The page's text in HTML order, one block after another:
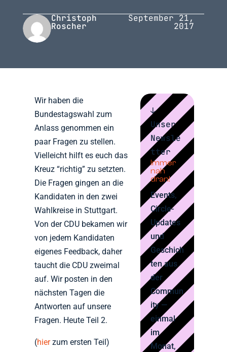
Christoph
Roscher
September 21,
2017
Wir haben die
Bundestagswahl zum
Anlass genommen ein
paar Fragen zu stellen.
Vielleicht hilft es euch das
Kreuz “richtig” zu setzten.
Die Fragen gingen an die
Kandidaten in den zwei
Wahlkreise in Stuttgart.
Von der CDU bekamen wir
von jedem Kandidaten
eigenes Feedback, daher
taucht die CDU zweimal
auf. Wir posten in den
nächsten Tagen die
Antworten auf unsere
Fragen. Heute Teil 2.
(hierzum ersten Teil)
↓
Unser
Newsle
tter
Immer
nah
dran!
Events,
Circle-
Updates
und
Geschich
ten aus
der
Commun
ity —
einmal
im
Monat,